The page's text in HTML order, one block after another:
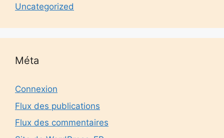
Uncategorized
Méta
Connexion
Flux des publications
Flux des commentaires